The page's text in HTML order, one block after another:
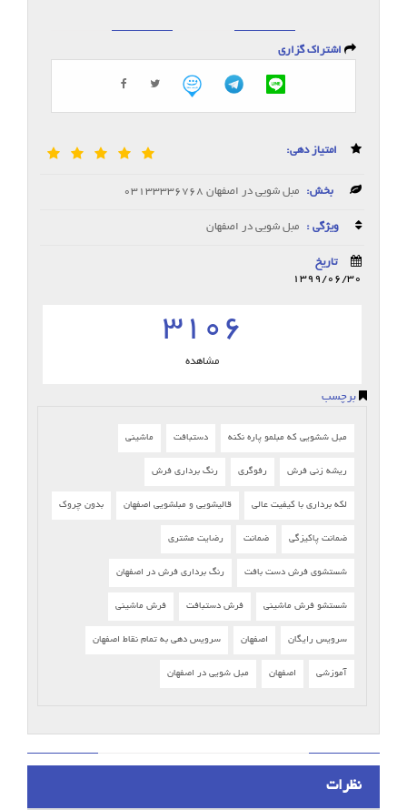
اشتراک گزاری
امتیاز دهی:
بخش: مبل شویی در اصفهان 03133336768
ویژگی : مبل شویی در اصفهان
تاریخ
1399/06/30
3106
مشاهده
برچسب
مبل ششویی که مبلمو پاره نکنه دستبافت ماشینی
ریشه زنی فرش رفوگری رنگ برداری فرش
لکه برداری با کیفیت عالی قالیشویی و مبلشویی اصفهان بدون چروک
ضمانت پاکیزگی ضمانت رضایت مشتری
شستشوی فرش دست بافت رنگ برداری فرش در اصفهان
شستشو فرش ماشینی فرش دستبافت فرش ماشینی
سرویس رایگان اصفهان سرویس دهی به تمام نقاط اصفهان
آموزشی اصفهان مبل شویی در اصفهان
نظرات